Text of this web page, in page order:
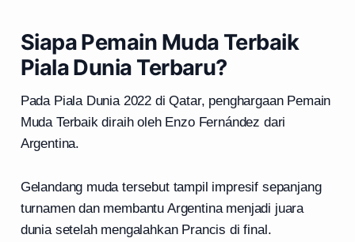
Siapa Pemain Muda Terbaik
Piala Dunia Terbaru?
Pada Piala Dunia 2022 di Qatar, penghargaan Pemain
Muda Terbaik diraih oleh Enzo Fernández dari
Argentina.
Gelandang muda tersebut tampil impresif sepanjang
turnamen dan membantu Argentina menjadi juara
dunia setelah mengalahkan Prancis di final.